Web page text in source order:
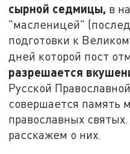
сырной седмицы, в
"масленицей"
подготовки к
дней которой пост
разрешается
Русской
совершается память
православных
расскажем о них.